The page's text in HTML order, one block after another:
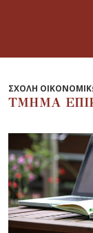
ΣΧΟΛΗ
ΤΜΗΜΑ